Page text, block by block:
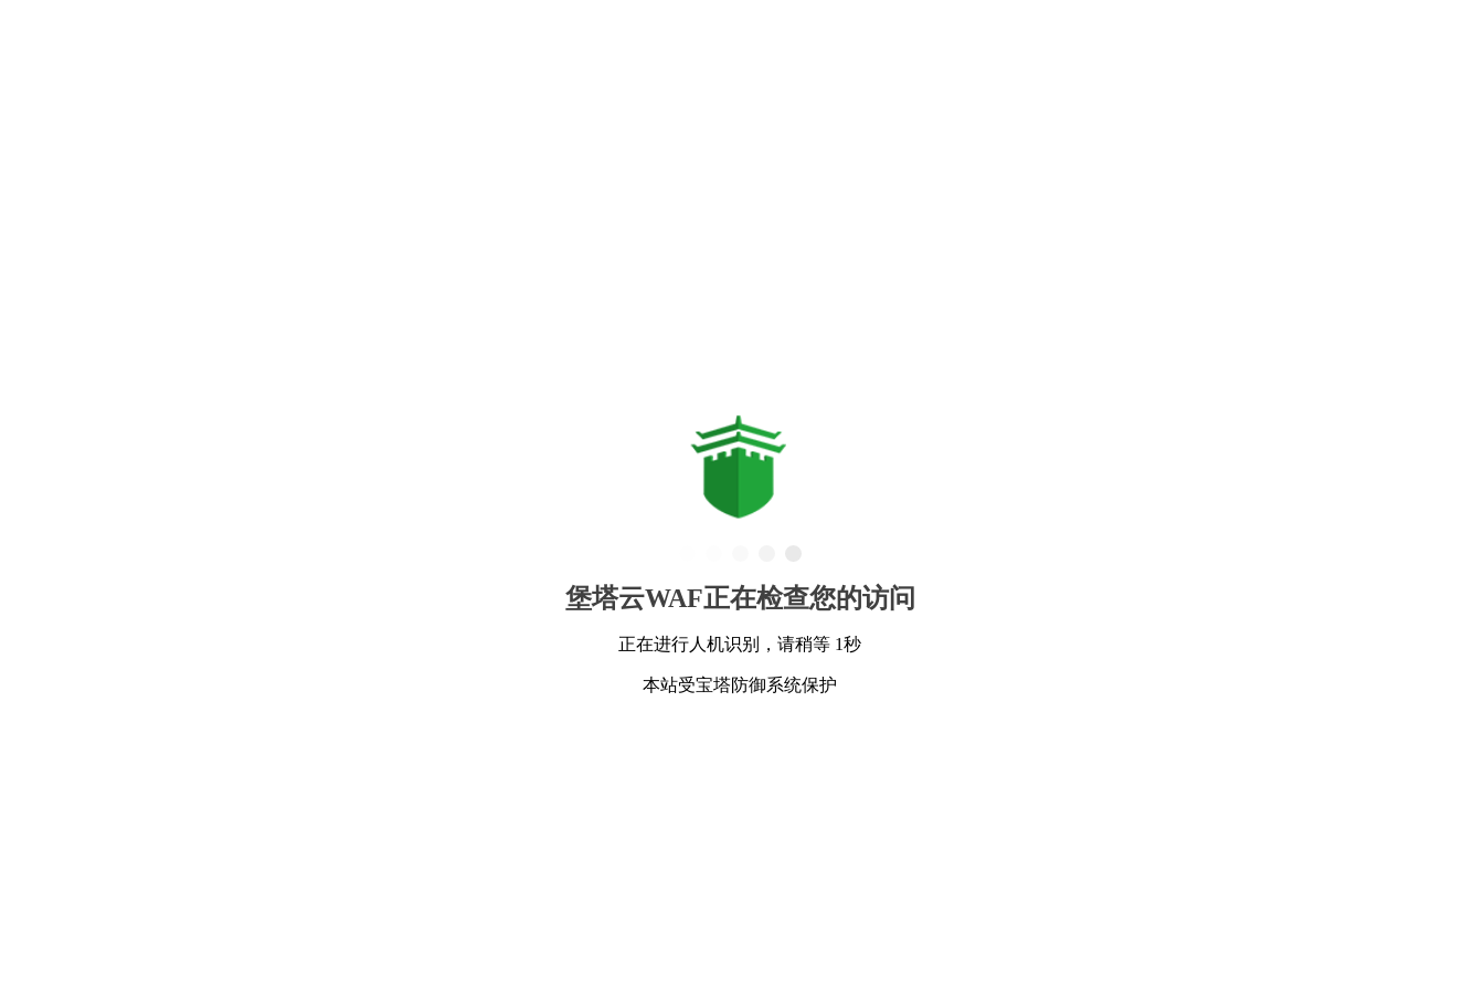
堡塔云WAF正在检查您的访问
正在进行人机识别，请稍等 1秒
本站受宝塔防御系统保护